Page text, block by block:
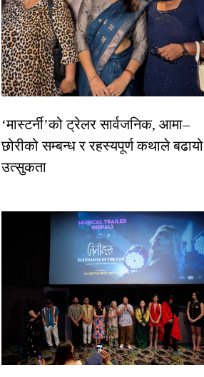
‘मास्टर्नी’को ट्रेलर सार्वजनिक, आमा–
छोरीको सम्बन्ध र रहस्यपूर्ण कथाले बढायो
उत्सुकता